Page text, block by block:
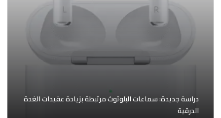
دراسة جديدة: سماعات البلوتوث مرتبطة بزيادة عقيدات الغدة
الدرقية